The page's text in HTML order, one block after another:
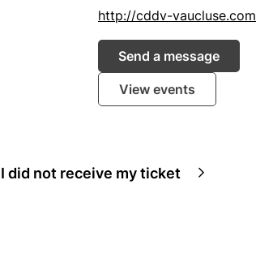
http://cddv-vaucluse.com
Send a message
View events
I did not receive my ticket